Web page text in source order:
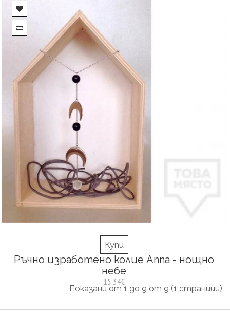
Купи
Ръчно изработено колие Anna - нощно
небе
15.34€
Показани от 1 до 9 от 9 (1 страници)